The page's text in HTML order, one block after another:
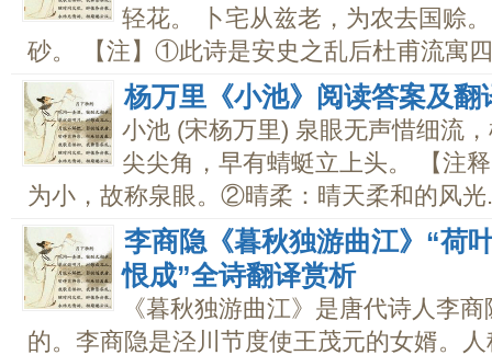
轻花。 卜宅从兹老，为农去国赊
砂。 【注】①此诗是安史之乱后杜甫流寓
杨万里《小池》阅读答案及翻
小池 (宋杨万里) 泉眼无声惜细流
尖尖角，早有蜻蜓立上头。 【注
为小，故称泉眼。②晴柔：晴天柔和的风光
李商隐《暮秋独游曲江》“荷
恨成”全诗翻译赏析
《暮秋独游曲江》是唐代诗人李
的。李商隐是泾川节度使王茂元的女婿。